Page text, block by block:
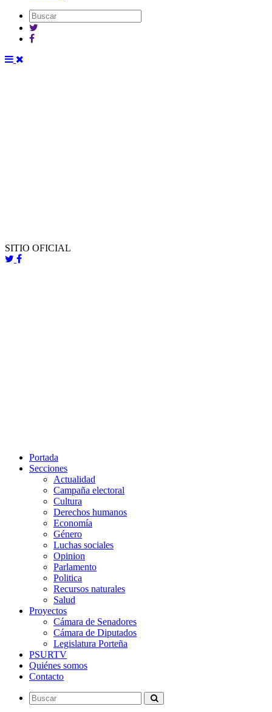
SITIO OFICIAL
Portada
Secciones
Actualidad
Campaña electoral
Cultura
Derechos humanos
Economía
Género
Luchas sociales
Opinion
Parlamento
Politica
Recursos naturales
Salud
Proyectos
Cámara de Senadores
Cámara de Diputados
Legislatura Porteña
PSURTV
Quiénes somos
Contacto